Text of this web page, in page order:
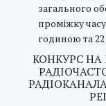
загального
проміжку
годиною та
КОНКУРС